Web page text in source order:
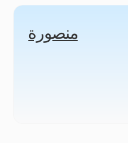
منصورة